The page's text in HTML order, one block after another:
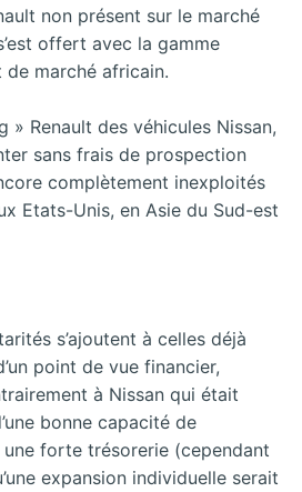
non présent sur le marché
offert avec la gamme
de marché africain.
» Renault des véhicules Nissan,
sans frais de prospection
complètement inexploités
Etats-Unis, en Asie du Sud-est
s’ajoutent à celles déjà
point de vue financier,
à Nissan qui était
bonne capacité de
forte trésorerie (cependant
expansion individuelle serait